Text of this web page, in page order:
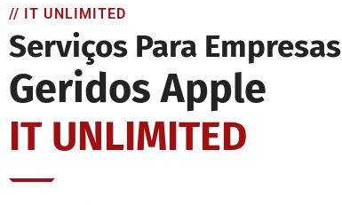
// IT UNLIMITED
Serviços Para Empresas
Geridos Apple
IT UNLIMITED